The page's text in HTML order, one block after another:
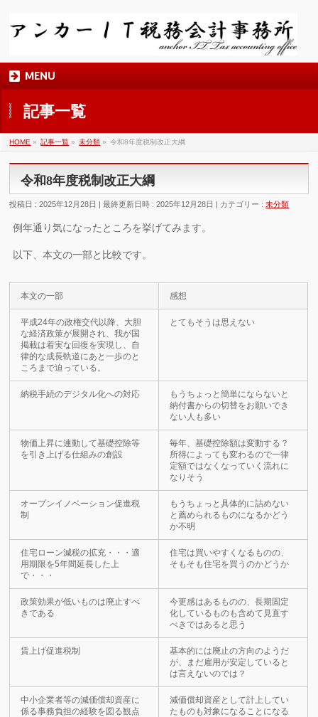
MENU
記事一覧
HOME » 記事一覧 » 未分類 » 令和8年度税制改正大綱
令和8年度税制改正大綱
投稿日 : 2025年12月28日 最終更新日時 : 2025年12月28日 カテゴリー :未分類
例年通り気になったところを挙げてみます。
以下、本文の一部と比較です。
本文の一部 感想
平成24年の政権交代以降、大胆
な経済政策が展開され、我が国
掲載は着実な回復を実現し、自
律的な成長軌道にあと一歩のと
ころまで迫っている。
とてもそうは思えない
納税手続のデジタル化への対応
もうちょっと簡単にならないと
納付書からの切替をお願いでき
ない人も多い
物価上昇に連動して基礎控除等
を引き上げる仕組みの創設
毎年、基礎控除額は変動する？
所得によっても変わるので一律
定額ではなくなっていく流れに
なりそう
オープンイノベーション促進税
制
もうちょっと具体的に詰めない
と薦められるものになるかどう
か不明
住宅ローン減税の拡充・・・適
用期限を5年間延長した上
で・・・
住宅は買いやすくなるものの、
そもそも住宅を買うのかどうか
政策効果が低いものは廃止すべ
きである
今更感はあるものの、長期固定
化しているものも含めて見直す
べきではあると思う
賃上げ促進税制
基本的には廃止の方向のようだ
が、まだ雇用が安定していると
は言えないのでは？
中小企業者等の減価償却資産に
係る事務負担の経験を図る観点
減価償却資産として計上してい
たものも対象になることになる